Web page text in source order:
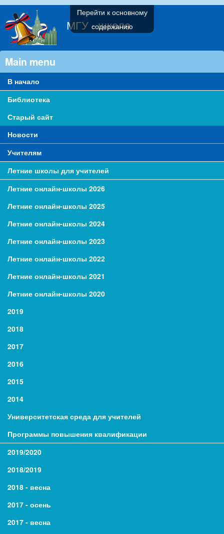
Перейти к основному
содержанию
МГУ - школе
Main menu
В начало
Библиотека
Старый сайт
Новости
Учителям
Летние школы для учителей
Летние онлайн-школы 2026
Летние онлайн-школы 2025
Летние онлайн-школы 2024
Летние онлайн-школы 2023
Летние онлайн-школы 2022
Летние онлайн-школы 2021
Летние онлайн-школы 2020
2019
2018
2017
2016
2015
2014
Университетская среда для учителей
Программы повышения квалификации
2019/2020
2018/2019
2018 - весна
2017 - осень
2017 - весна